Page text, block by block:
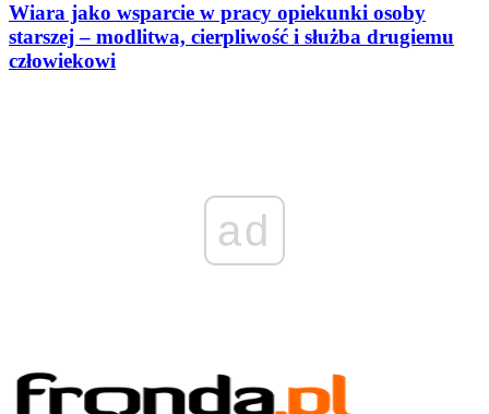
Wiara jako wsparcie w pracy opiekunki osoby
starszej – modlitwa, cierpliwość i służba drugiemu
człowiekowi
ad